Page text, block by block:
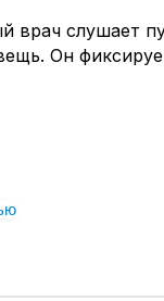
врач слушает
Он
данные. Их